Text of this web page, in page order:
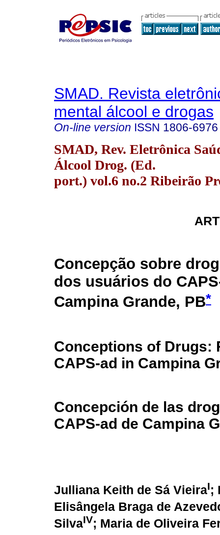
SMAD. Revista
mental álcool e drogas
On-line version ISSN 1806-6976
SMAD, Rev. Eletrônica
Álcool Drog. (Ed.
port.) vol.6 no.2 Ribeirão
Concepção sobre
dos usuários do
Campina Grande, PB*
Conceptions of Drugs:
CAPS-ad in Campina
Concepción de las
CAPS-ad de Campina
Julliana Keith de Sá VieiraI;
Elisângela Braga de
SilvaIV; Maria de Oliveira